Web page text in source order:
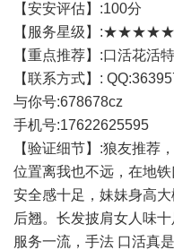
【安安评估】:100分
【服务星级】:★★★★★
【重点推荐】:口活花活
【联系方式】:
与你号:678678cz
手机号:17622625595
【验证细节】:狼友推荐
位置离我也不远，在地
安全感十足，妹妹身高
后翘。长发披肩女人味
服务一流，手法 口活真